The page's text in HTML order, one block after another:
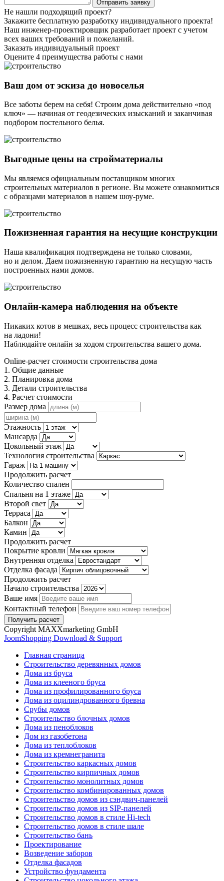
Не нашли подходящий проект?
Закажите бесплатную разработку индивидуального проекта!
Наш инженер-проектировщик разработает проект с учетом
всех ваших требований и пожеланий.
Заказать индивидуальный проект
Оцените 4 преимущества работы с нами
Ваш дом от эскиза до новоселья
Все заботы берем на себя! Строим дома действительно «под
ключ» — начиная от геодезических изысканий и заканчивая
подбором постельного белья.
Выгодные цены на стройматериалы
Мы являемся официальным поставщиком многих
строительных материалов в регионе. Вы можете ознакомиться
с образцами материалов в нашем шоу-руме.
Пожизненная гарантия на несущие конструкции
Наша квалификация подтверждена не только словами,
но и делом. Даем пожизненную гарантию на несущую часть
построенных нами домов.
Онлайн-камера наблюдения на объекте
Никаких котов в мешках, весь процесс строительства как
на ладони!
Наблюдайте онлайн за ходом строительства вашего дома.
Online-расчет стоимости строительства дома
1. Общие данные
2. Планировка дома
3. Детали строительства
4. Расчет стоимости
Размер дома
Этажность
Мансарда
Цокольный этаж
Технология строительства
Гараж
Продолжить расчет
Количество спален
Спальня на 1 этаже
Второй свет
Терраса
Балкон
Камин
Продолжить расчет
Покрытие кровли
Внутренняя отделка
Отделка фасада
Продолжить расчет
Начало строительства
Ваше имя
Контактный телефон
Copyright MAXXmarketing GmbH
JoomShopping Download & Support
Главная страница
Строительство деревянных домов
Дома из бруса
Дома из клееного бруса
Дома из профилированного бруса
Дома из оцилиндрованного бревна
Срубы домов
Строительство блочных домов
Дома из пеноблоков
Дом из газобетона
Дома из теплоблоков
Дома из кремнегранита
Строительство каркасных домов
Строительство кирпичных домов
Строительство монолитных домов
Строительство комбинированных домов
Строительство домов из сэндвич-панелей
Строительство домов из SIP-панелей
Строительство домов в стиле Hi-tech
Строительство домов в стиле шале
Строительство бань
Проектирование
Возведение заборов
Отделка фасадов
Устройство фундамента